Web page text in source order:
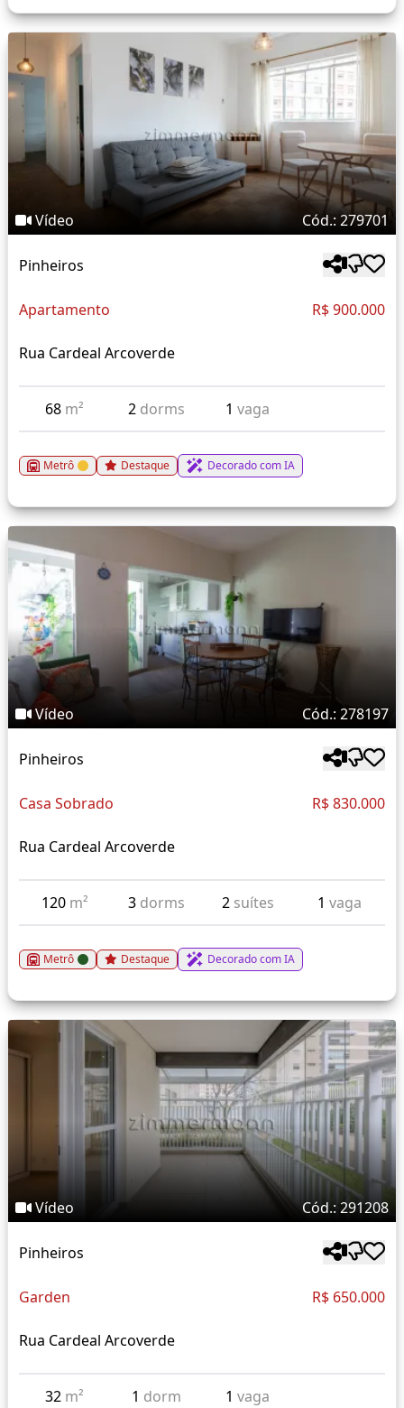
Vídeo Cód.: 279701
Pinheiros
Apartamento R$ 900.000
Rua Cardeal Arcoverde
68 m² 2 dorms 1vaga
Metrô Destaque Decorado com IA
Vídeo Cód.: 278197
Pinheiros
Casa Sobrado R$ 830.000
Rua Cardeal Arcoverde
120 m² 3 dorms 2 suítes 1 vaga
Metrô Destaque Decorado com IA
Vídeo Cód.: 291208
Pinheiros
Garden R$ 650.000
Rua Cardeal Arcoverde
32 m² 1 dorm 1vaga